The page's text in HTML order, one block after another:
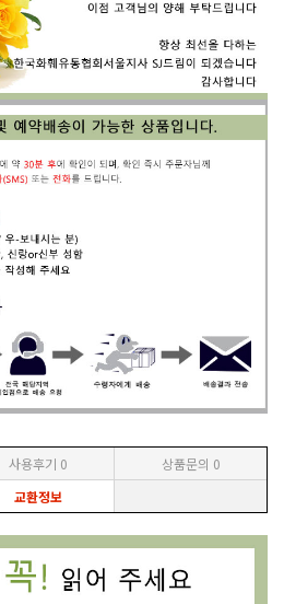
사용후기 0 상품문의 0
교환정보